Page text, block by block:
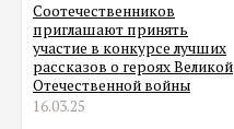
Соотечественников
приглашают принять
участие в конкурсе лучших
рассказов о героях Великой
Отечественной войны
16.03.25